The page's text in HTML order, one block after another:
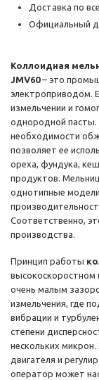
Доставка по
Официальный
Коллоидная
JMV60– это
электроприводом.
измельчении и
однородной
необходимости
позволяет ее
ореха, фундука,
продуктов.
однотипные
Соответственно,
производства.
Принцип работы
высокоскоростном
очень малым
измельчения, где
вибрации и
степени
нескольких
двигателя и
оператор может